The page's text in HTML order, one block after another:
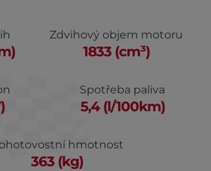
Zdvihový objem motoru
1833 (cm³)
Spotřeba paliva
5,4 (l/100km)
hmotnost
363 (kg)